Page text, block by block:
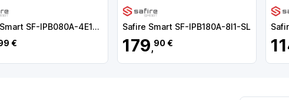
Safire Smart SF-IPB080A-4E1-DL-GREY
€
Safire Smart SF-IPB180A-8I1-SL
179,90 €